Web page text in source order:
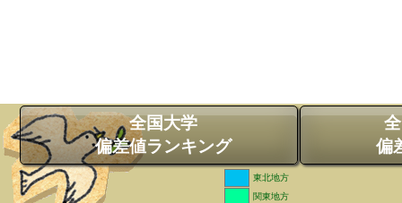
全国大学
偏差値ランキング
偏
東北地方
関東地方